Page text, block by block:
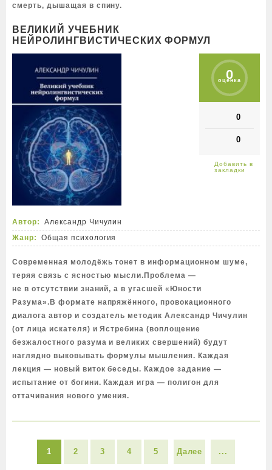
смерть, дышащая в спину.
ВЕЛИКИЙ УЧЕБНИК
НЕЙРОЛИНГВИСТИЧЕСКИХ ФОРМУЛ
0
оценка
0
0
Автор:
Александр Чичулин
Жанр:
Общая психология
Современная молодёжь тонет в информационном шуме,
теряя связь с ясностью мысли.Проблема —
не в отсутствии знаний, а в угасшей «Юности
Разума».В формате напряжённого, провокационного
диалога автор и создатель методик Александр Чичулин
(от лица искателя) и Ястребина (воплощение
безжалостного разума и великих свершений) будут
наглядно выковывать формулы мышления. Каждая
лекция — новый виток беседы. Каждое задание —
испытание от богини. Каждая игра — полигон для
оттачивания нового умения.
1 2 3 4 5 Далее ...